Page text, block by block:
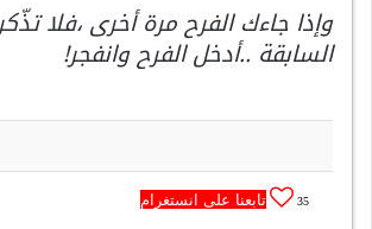
وإذا جاءك الفرح مرة أخرى ،فلا
السابقة ..أدخل الفرح وانفجر!
35 تابعنا على انستغرام